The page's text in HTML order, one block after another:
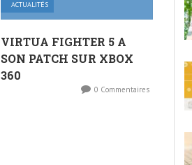
ACTUALITÉS
VIRTUA FIGHTER 5 A
SON PATCH SUR XBOX
360
0 Commentaires